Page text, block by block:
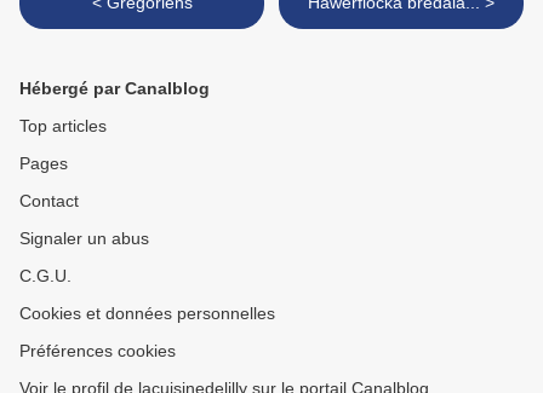
Hébergé par Canalblog
Top articles
Pages
Contact
Signaler un abus
C.G.U.
Cookies et données personnelles
Préférences cookies
Voir le profil de lacuisinedelilly sur le portail Canalblog